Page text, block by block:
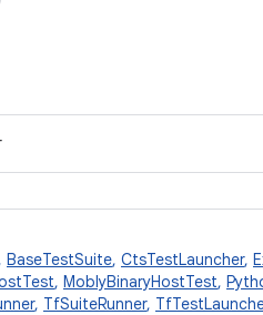
BaseTestSuite, CtsTestLauncher,
, MoblyBinaryHostTest,
, TfSuiteRunner,